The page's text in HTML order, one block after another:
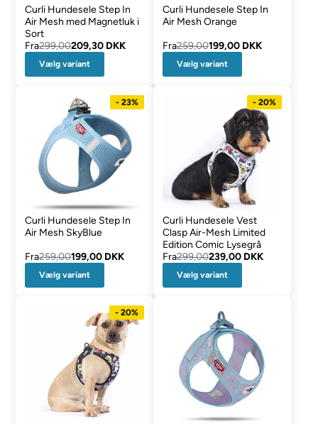
Curli Hundesele Step In
Air Mesh med Magnetluk i
Sort
Fra299,00209,30 DKK
Vælg variant
Curli Hundesele Step In
Air Mesh Orange
Fra259,00199,00 DKK
Vælg variant
- 23%
Curli Hundesele Step In
Air Mesh SkyBlue
Fra259,00199,00 DKK
Vælg variant
- 20%
Curli Hundesele Vest
Clasp Air-Mesh Limited
Edition Comic Lysegrå
Fra299,00239,00 DKK
Vælg variant
- 20%